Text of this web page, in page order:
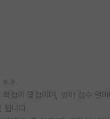
ㅎ.
점이 몇점이며, 영어 점수 얼마
니다.